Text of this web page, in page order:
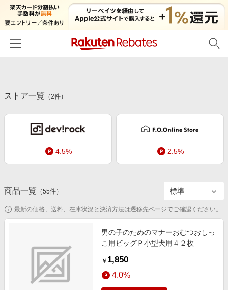
カテゴリー一覧
百貨店・総合ECモール
ファッション・インナー・小物
食品・スイーツ・お酒
家電・PC・スマホ・カメラ
スポーツ・アウトドア・ゴルフ
インテリア・寝具
ペット・花・DIY・車
初回購入者限定特典
新着ストアのご紹介
電子書籍特集
わくわく夏特集
友達紹介
楽天IDでログイン/会員登録
ストア一覧 （2件）
4.5% 2.5%
商品一覧 （55件）
最新の価格、送料、在庫状況と決済方法は遷移先ページでご確認ください。
男の子のためのマナーおむつおしっ
こ用ビッグＰ小型犬用４２枚
￥ 1,850
4.0%